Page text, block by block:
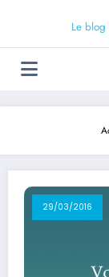
Le
29/03/2016